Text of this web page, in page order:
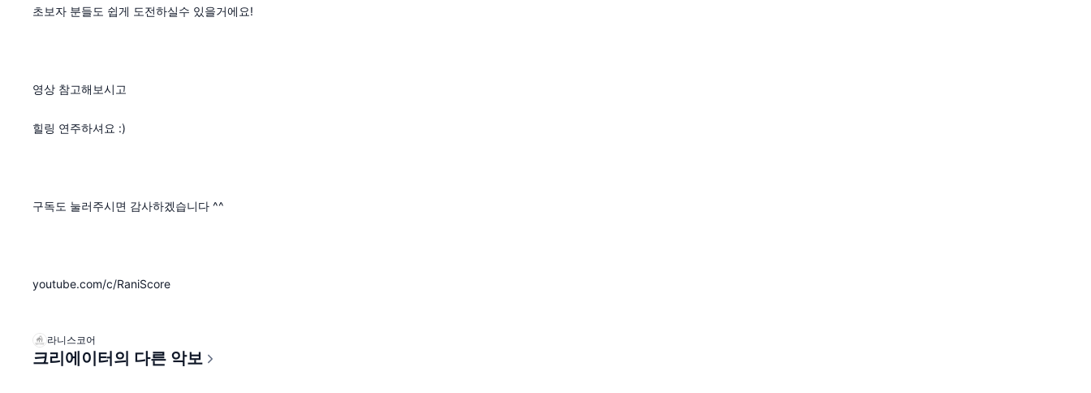
초보자 분들도 쉽게 도전하실수 있을거에요!
영상 참고해보시고
힐링 연주하셔요 :)
구독도 눌러주시면 감사하겠습니다 ^^
youtube.com/c/RaniScore
라니스코어
크리에이터의 다른 악보